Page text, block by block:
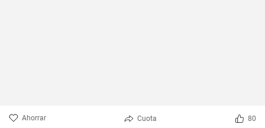
Ahorrar Cuota 80